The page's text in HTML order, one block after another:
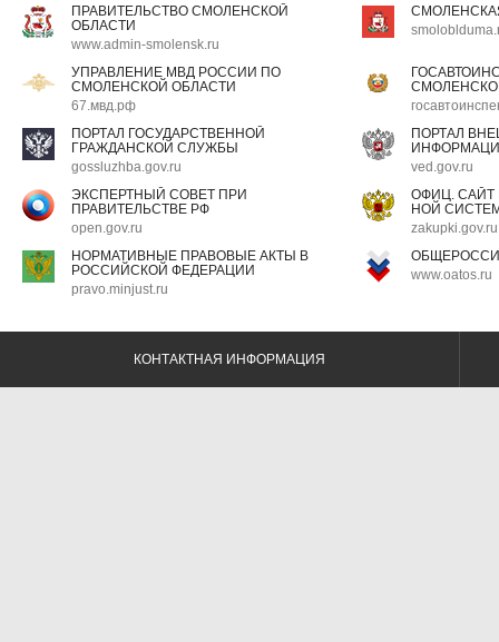
ПРАВИТЕЛЬСТВО СМОЛЕНСКОЙ
ОБЛАСТИ
www.admin-smolensk.ru
УПРАВЛЕНИЕ МВД РОССИИ ПО
СМОЛЕНСКОЙ ОБЛАСТИ
67.мвд.рф
ПОРТАЛ ГОСУДАРСТВЕННОЙ
ГРАЖДАНСКОЙ СЛУЖБЫ
gossluzhba.gov.ru
ПОРТАЛ
ved.gov.ru
ЭКСПЕРТНЫЙ СОВЕТ ПРИ
ПРАВИТЕЛЬСТВЕ РФ
open.gov.ru
ОФИЦ.
НОЙ
zakupki.gov.ru
НОРМАТИВНЫЕ ПРАВОВЫЕ АКТЫ В
РОССИЙСКОЙ ФЕДЕРАЦИИ
pravo.minjust.ru
www.oatos.ru
КОНТАКТНАЯ ИНФОРМАЦИЯ